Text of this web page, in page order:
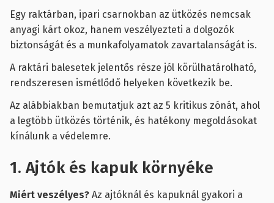
Egy raktárban, ipari csarnokban az ütközés nemcsak
anyagi kárt okoz, hanem veszélyezteti a dolgozók
biztonságát és a munkafolyamatok zavartalanságát is.
A raktári balesetek jelentős része jól körülhatárolható,
rendszeresen ismétlődő helyeken következik be.
Az alábbiakban bemutatjuk azt az 5 kritikus zónát, ahol
a legtöbb ütközés történik, és hatékony megoldásokat
kínálunk a védelemre.
1. Ajtók és kapuk környéke
Miért veszélyes? Az ajtóknál és kapuknál gyakori a